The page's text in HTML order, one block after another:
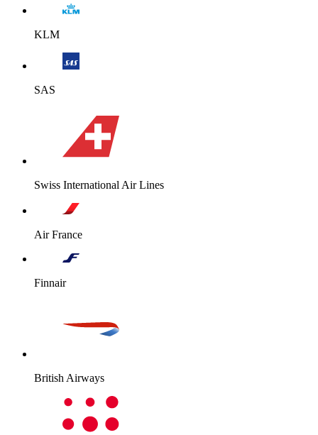
KLM
SAS
Swiss International Air Lines
Air France
Finnair
British Airways